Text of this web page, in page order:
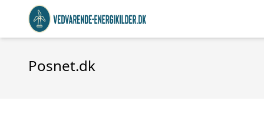
Posnet.dk